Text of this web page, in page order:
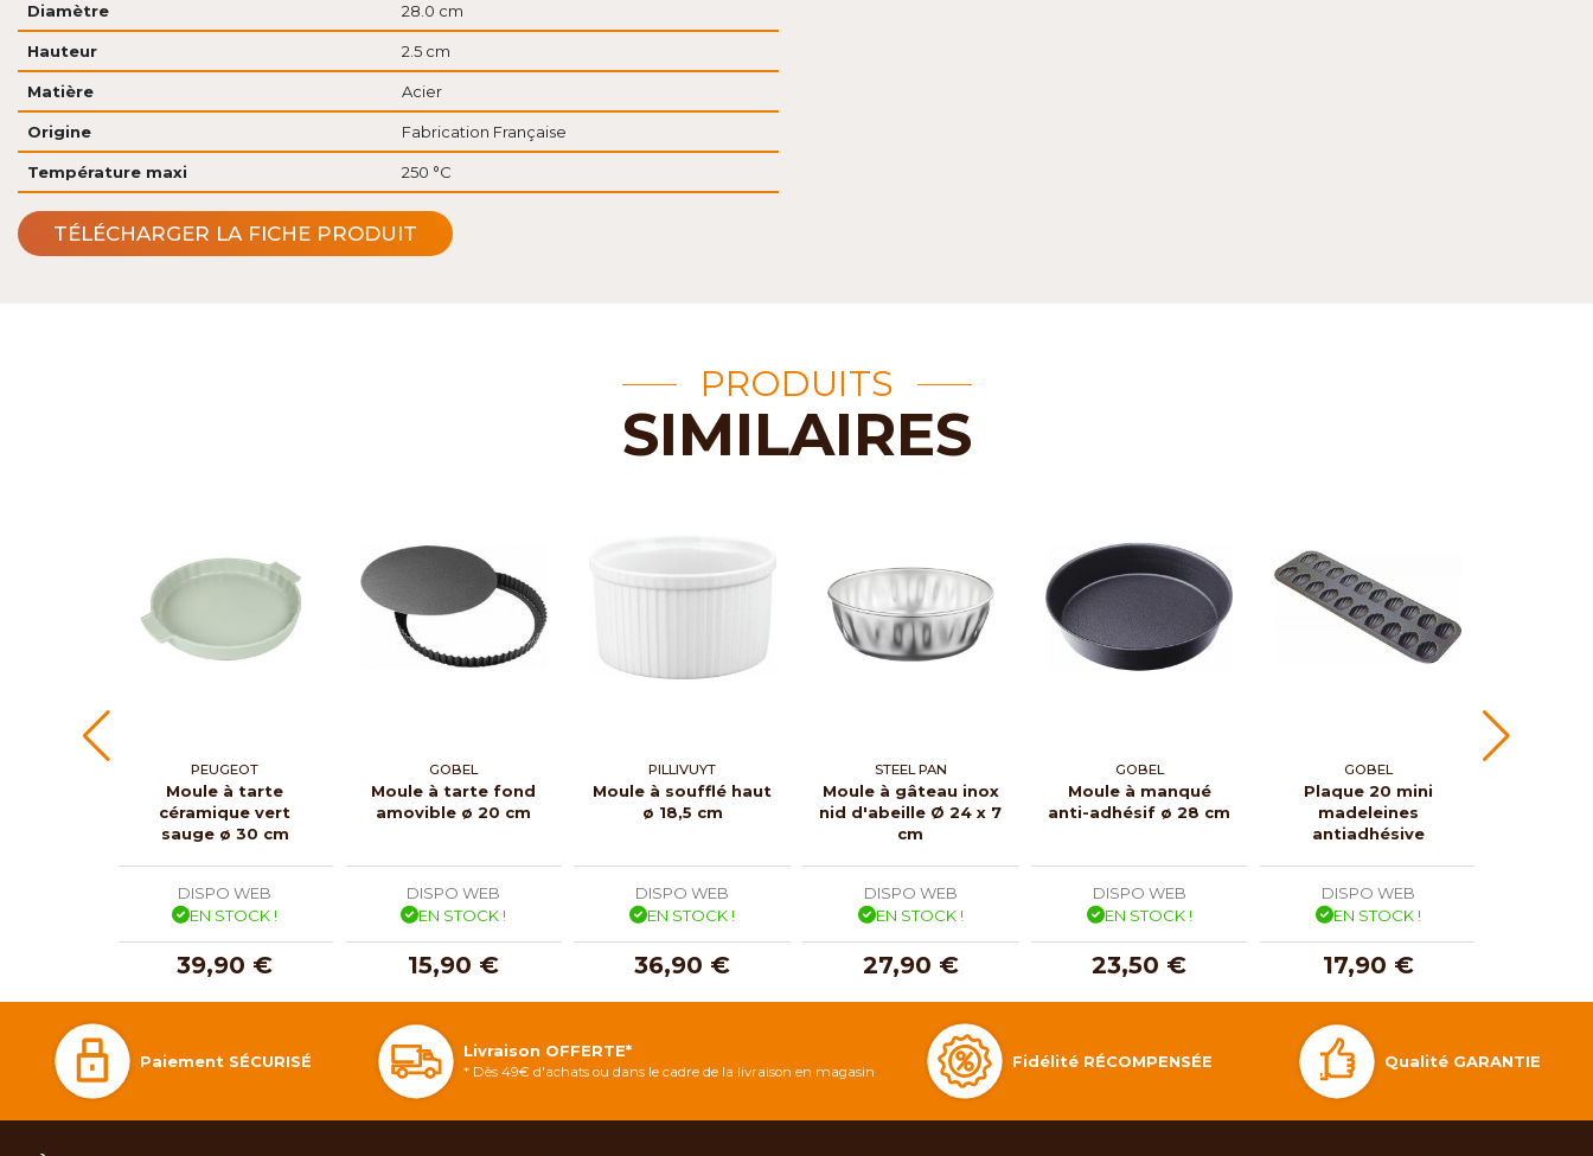
Diamètre 28.0 cm
Hauteur 2.5 cm
Matière Acier
Origine Fabrication Française
Température maxi 250 °C
TÉLÉCHARGER LA FICHE PRODUIT
PRODUITS
SIMILAIRES
PEUGEOT
Moule à tarte
céramique vert
sauge ø 30 cm
DISPO WEB
EN STOCK !
39,90 €
GOBEL
Moule à tarte fond
amovible ø 20 cm
DISPO WEB
EN STOCK !
15,90 €
PILLIVUYT
Moule à soufflé haut
ø 18,5 cm
DISPO WEB
EN STOCK !
36,90 €
STEEL PAN
Moule à gâteau inox
nid d'abeille Ø 24 x 7
cm
DISPO WEB
EN STOCK !
27,90 €
GOBEL
Moule à manqué
anti-adhésif ø 28 cm
DISPO WEB
EN STOCK !
23,50 €
GOBEL
Plaque 20 mini
madeleines
antiadhésive
DISPO WEB
EN STOCK !
17,90 €
Paiement SÉCURISÉ
Livraison OFFERTE*
* Dès 49€ d'achats ou dans le cadre de la livraison en magasin
Fidélité RÉCOMPENSÉE Qualité GARANTIE